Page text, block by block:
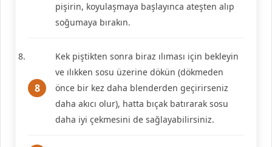
pişirin, koyulaşmaya başlayınca ateşten alıp
soğumaya bırakın.
Kek piştikten sonra biraz ılıması için bekleyin
ve ılıkken sosu üzerine dökün (dökmeden
önce bir kez daha blenderden geçirirseniz
daha akıcı olur), hatta bıçak batırarak sosu
daha iyi çekmesini de sağlayabilirsiniz.